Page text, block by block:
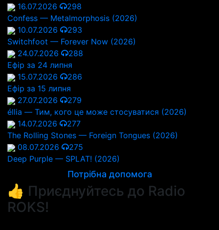
16.07.2026
298
Confess — Metalmorphosis (2026)
10.07.2026
293
Switchfoot — Forever Now (2026)
24.07.2026
288
Ефір за 24 липня
15.07.2026
286
Ефір за 15 липня
27.07.2026
279
éllia — Тим, кого це може стосуватися (2026)
14.07.2026
277
The Rolling Stones — Foreign Tongues (2026)
08.07.2026
275
Deep Purple — SPLAT! (2026)
Потрібна допомога
👍 Приєднуйтесь до Radio
ROKS!